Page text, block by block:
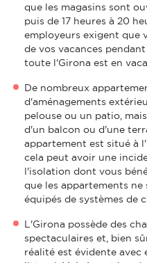
que les magasins sont
puis de 17 heures à 20
employeurs exigent que
de vos vacances
toute l'Girona est en
De nombreux
d'aménagements
pelouse ou un patio,
d'un balcon ou d'une
appartement est situé à
cela peut avoir une
l'isolation dont vous
que les appartements ne
équipés de systèmes de
L'Girona possède des
spectaculaires et, bien
réalité est évidente